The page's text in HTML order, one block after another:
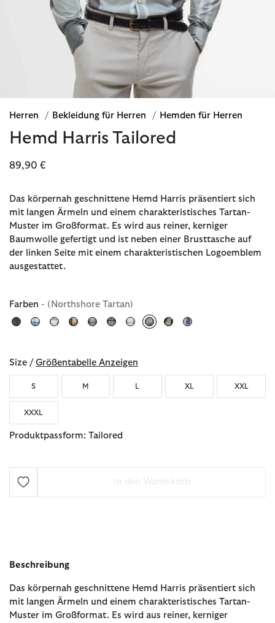
Herren / Bekleidung für Herren / Hemden für Herren
Hemd Harris Tailored
89,90 €
Das körpernah geschnittene Hemd Harris präsentiert sich
mit langen Ärmeln und einem charakteristisches Tartan-
Muster im Großformat. Es wird aus reiner, kerniger
Baumwolle gefertigt und ist neben einer Brusttasche auf
der linken Seite mit einem charakteristischen Logoemblem
ausgestattet.
Farben - (Northshore Tartan)
Size / Größentabelle Anzeigen
S M L XL XXL
XXXL
Produktpassform: Tailored
Beschreibung
Das körpernah geschnittene Hemd Harris präsentiert sich
mit langen Ärmeln und einem charakteristisches Tartan-
Muster im Großformat. Es wird aus reiner, kerniger